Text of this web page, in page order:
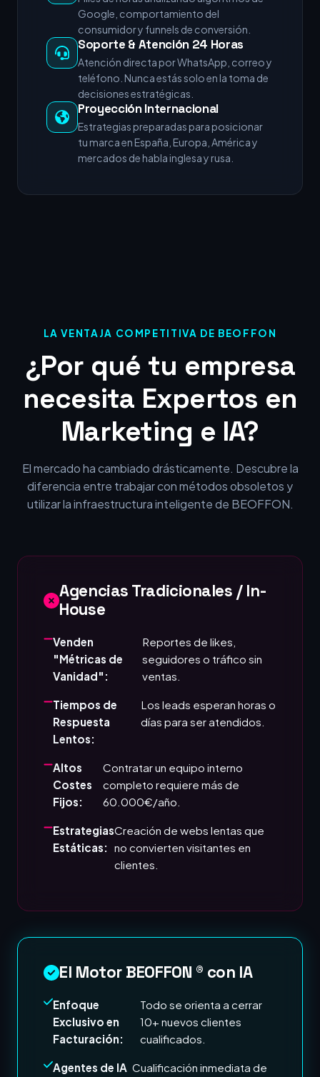
Google, comportamiento del
consumidor y funnels de conversión.
Soporte & Atención 24 Horas
Atención directa por WhatsApp, correo y
teléfono. Nunca estás solo en la toma de
decisiones estratégicas.
Proyección Internacional
Estrategias preparadas para posicionar
tu marca en España, Europa, América y
mercados de habla inglesa y rusa.
LA VENTAJA COMPETITIVA DE BEOFFON
¿Por qué tu empresa
necesita Expertos en
Marketing e IA?
El mercado ha cambiado drásticamente. Descubre la
diferencia entre trabajar con métodos obsoletos y
utilizar la infraestructura inteligente de BEOFFON.
Agencias Tradicionales / In-
House
Venden
"Métricas de
Vanidad":
Reportes de likes,
seguidores o tráfico sin
ventas.
Tiempos de
Respuesta
Lentos:
Los leads esperan horas o
días para ser atendidos.
Altos
Costes
Fijos:
Contratar un equipo interno
completo requiere más de
60.000€/año.
Estrategias
Estáticas:
Creación de webs lentas que
no convierten visitantes en
clientes.
El Motor BEOFFON ® con IA
Enfoque
Exclusivo en
Facturación:
Todo se orienta a cerrar
10+ nuevos clientes
cualificados.
Agentes de IA Cualificación inmediata de